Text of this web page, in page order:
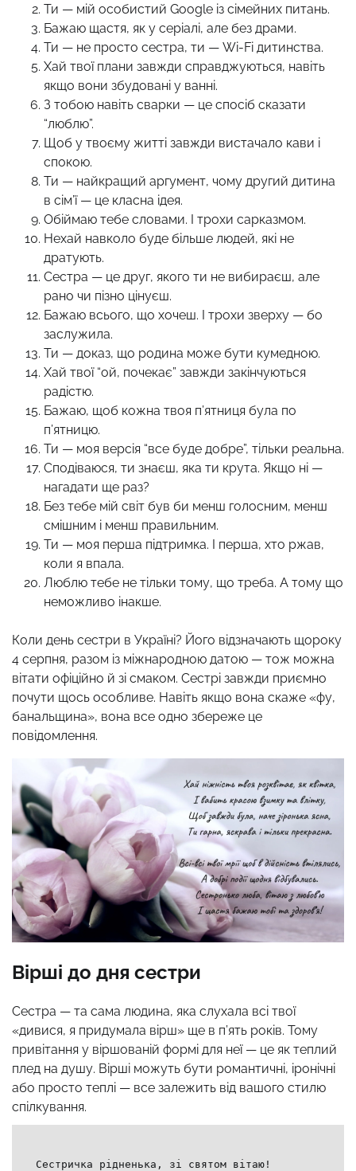
Ти — мій особистий Google із сімейних питань.
Бажаю щастя, як у серіалі, але без драми.
Ти — не просто сестра, ти — Wi-Fi дитинства.
Хай твої плани завжди справджуються, навіть
якщо вони збудовані у ванні.
З тобою навіть сварки — це спосіб сказати
“люблю”.
Щоб у твоєму житті завжди вистачало кави і
спокою.
Ти — найкращий аргумент, чому другий дитина
в сім’ї — це класна ідея.
Обіймаю тебе словами. І трохи сарказмом.
Нехай навколо буде більше людей, які не
дратують.
Сестра — це друг, якого ти не вибираєш, але
рано чи пізно цінуєш.
Бажаю всього, що хочеш. І трохи зверху — бо
заслужила.
Ти — доказ, що родина може бути кумедною.
Хай твої “ой, почекає” завжди закінчуються
радістю.
Бажаю, щоб кожна твоя п’ятниця була по
п’ятницю.
Ти — моя версія “все буде добре”, тільки реальна.
Сподіваюся, ти знаєш, яка ти крута. Якщо ні —
нагадати ще раз?
Без тебе мій світ був би менш голосним, менш
смішним і менш правильним.
Ти — моя перша підтримка. І перша, хто ржав,
коли я впала.
Люблю тебе не тільки тому, що треба. А тому що
неможливо інакше.
Коли день сестри в Україні? Його відзначають щороку
4 серпня, разом із міжнародною датою — тож можна
вітати офіційно й зі смаком. Сестрі завжди приємно
почути щось особливе. Навіть якщо вона скаже «фу,
банальщина», вона все одно збереже це
повідомлення.
Вірші до дня сестри
Сестра — та сама людина, яка слухала всі твої
«дивися, я придумала вірш» ще в п’ять років. Тому
привітання у віршованій формі для неї — це як теплий
плед на душу. Вірші можуть бути романтичні, іронічні
або просто теплі — все залежить від вашого стилю
спілкування.
Сестричка рідненька, зі святом вітаю!